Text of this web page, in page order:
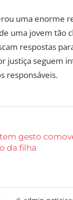
uma enorme
uma jovem tão
respostas
justiça seguem
responsáveis.
gesto
da filha